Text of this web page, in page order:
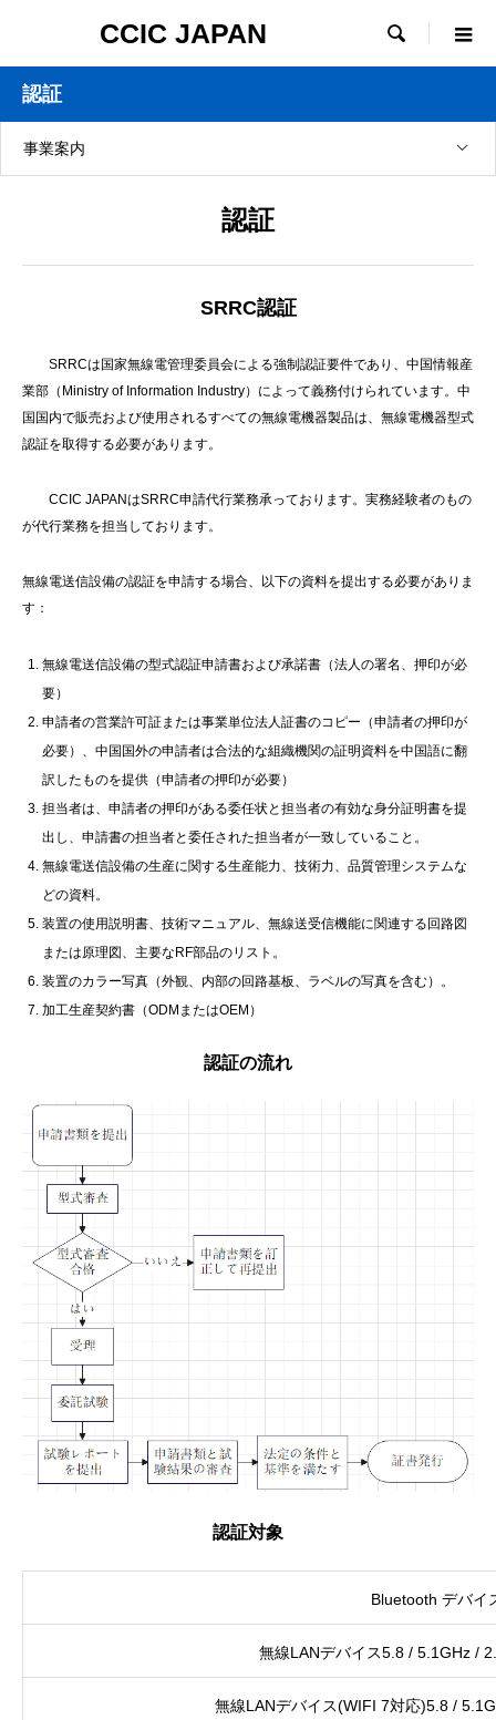
CCIC JAPAN 
認証
事業案内
認証
SRRC認証
SRRCは国家無線電管理委員会による強制認証要件であり、中国情報産
業部（Ministry of Information Industry）によって義務付けられています。中
国国内で販売および使用されるすべての無線電機器製品は、無線電機器型式
認証を取得する必要があります。
CCIC JAPANはSRRC申請代行業務承っております。実務経験者のもの
が代行業務を担当しております。
無線電送信設備の認証を申請する場合、以下の資料を提出する必要がありま
す：
無線電送信設備の型式認証申請書および承諾書（法人の署名、押印が必
要）
申請者の営業許可証または事業単位法人証書のコピー（申請者の押印が
必要）、中国国外の申請者は合法的な組織機関の証明資料を中国語に翻
訳したものを提供（申請者の押印が必要）
担当者は、申請者の押印がある委任状と担当者の有効な身分証明書を提
出し、申請書の担当者と委任された担当者が一致していること。
無線電送信設備の生産に関する生産能力、技術力、品質管理システムな
どの資料。
装置の使用説明書、技術マニュアル、無線送受信機能に関連する回路図
または原理図、主要なRF部品のリスト。
装置のカラー写真（外観、内部の回路基板、ラベルの写真を含む）。
加工生産契約書（ODMまたはOEM）
認証の流れ
認証対象
Bluetooth デバイ
無線LANデバイス5.8 / 5.1GHz /
無線LANデバイス(WIFI 7対応)5.8 /